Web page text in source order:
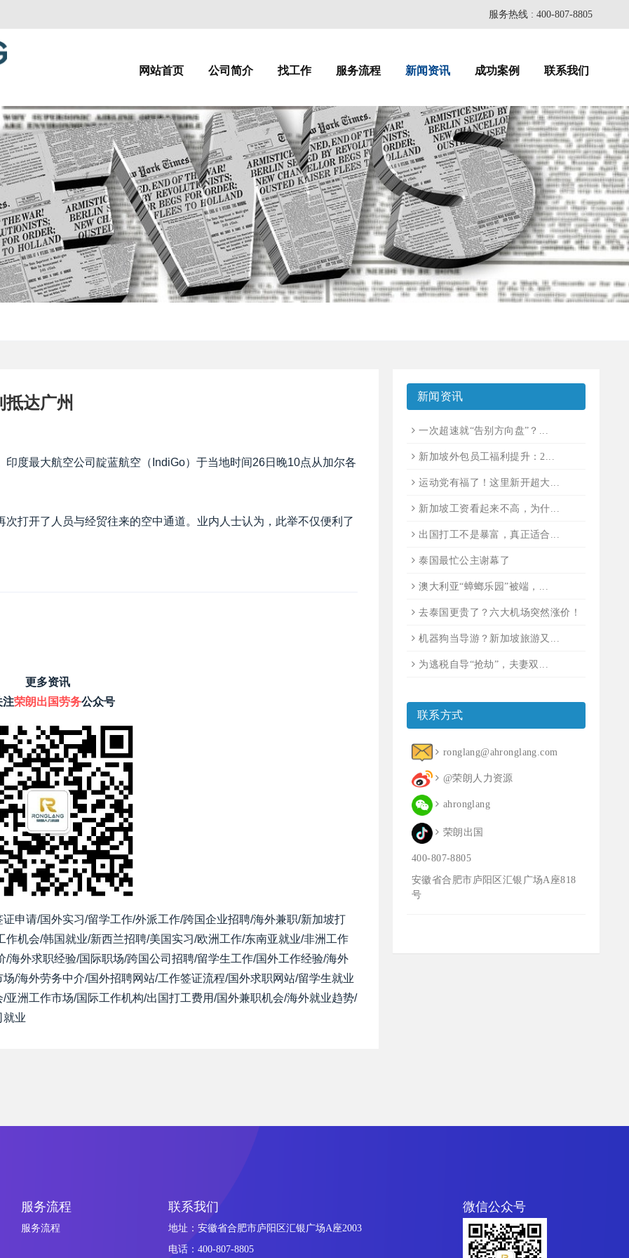
服务热线 : 400-807-8805
网站首页 公司简介 找工作 服务流程 新闻资讯 成功案例 联系我们
达广州
度最大航空公司靛蓝航空（IndiGo）于当地时间26日晚10点从加尔各
打开了人员与经贸往来的空中通道。业内人士认为，此举不仅便利了
更多资讯
注荣朗出国劳务公众号
申请/国外实习/留学工作/外派工作/跨国企业招聘/海外兼职/新加坡打
机会/韩国就业/新西兰招聘/美国实习/欧洲工作/东南亚就业/非洲工作
海外求职经验/国际职场/跨国公司招聘/留学生工作/国外工作经验/海外
/海外劳务中介/国外招聘网站/工作签证流程/国外求职网站/留学生就业
洲工作市场/国际工作机构/出国打工费用/国外兼职机会/海外就业趋势/
就业
新闻资讯
一次超速就“告别方向盘”？...
新加坡外包员工福利提升：2...
运动党有福了！这里新开超大...
新加坡工资看起来不高，为什...
出国打工不是暴富，真正适合...
泰国最忙公主谢幕了
澳大利亚“蟑螂乐园”被端，...
去泰国更贵了？六大机场突然涨价！
机器狗当导游？新加坡旅游又...
为逃税自导“抢劫”，夫妻双...
联系方式
ronglang@ahronglang.com
@荣朗人力资源
ahronglang
荣朗出国
400-807-8805
安徽省合肥市庐阳区汇银广场A座818
号
服务流程
服务流程
联系我们
地址：安徽省合肥市庐阳区汇银广场A座2003
电话：400-807-8805
微信公众号